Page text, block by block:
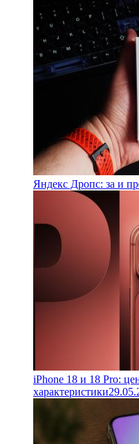
Яндекс Дропс: за и
iPhone 18 и 18 Pro:
характеристики